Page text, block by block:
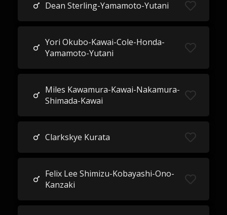
Dean Sterling-Yamamoto-Yutani
Yori Okubo-Kawai-Cole-Honda-
Yamamoto-Yutani
Miles Kawamura-Kawai-Nakamura-
Shimada-Kawai
Clarkskye Kurata
Felix Lee Shimizu-Kobayashi-Ono-
Kanzaki